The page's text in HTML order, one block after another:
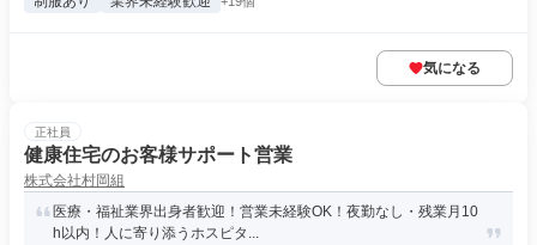
気になる
正社員
健康住宅のお客様サポート営業
株式会社村岡組
医療・福祉業界出身者歓迎！営業未経験OK！夜勤なし・残業月10
h以内！人に寄り添うホスピタ...